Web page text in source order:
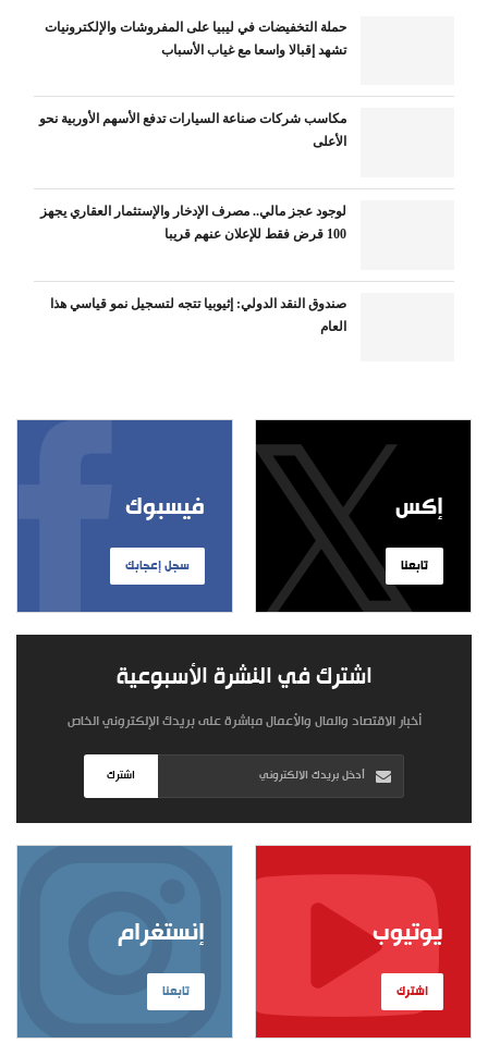
حملة التخفيضات في ليبيا على المفروشات والإلكترونيات
تشهد إقبالا واسعا مع غياب الأسباب
مكاسب شركات صناعة السيارات تدفع الأسهم الأوربية نحو
الأعلى
لوجود عجز مالي.. مصرف الإدخار والإستثمار العقاري يجهز
100 قرض فقط للإعلان عنهم قريبا
صندوق النقد الدولي: إثيوبيا تتجه لتسجيل نمو قياسي هذا
العام
فيسبوك
سجل إعجابك
إكس
تابعنا
اشترك في النشرة الأسبوعية
أخبار الاقتصاد والمال والأعمال مباشرة على بريدك الإلكتروني الخاص
اشترك
إنستغرام
تابعنا
يوتيوب
اشترك